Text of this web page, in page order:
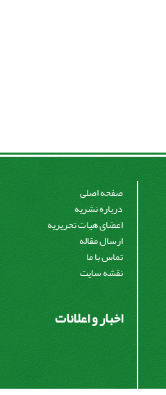
صفحه اصلی
درباره نشریه
اعضای هیات تحریریه
ارسال مقاله
تماس با ما
نقشه سایت
اخبار و اعلانات